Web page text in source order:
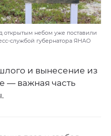
открытым небом уже поставили
службой губернатора ЯНАО
и вынесение из
— важная часть